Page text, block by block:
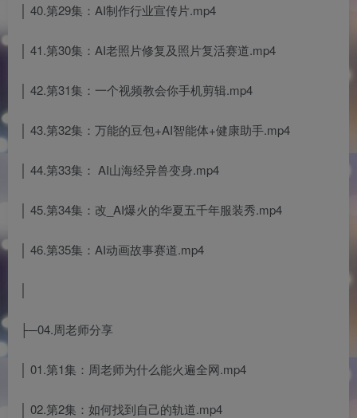
│ 40.第29集：AI制作行业宣传片.mp4
│ 41.第30集：AI老照片修复及照片复活赛道.mp4
│ 42.第31集：一个视频教会你手机剪辑.mp4
│ 43.第32集：万能的豆包+AI智能体+健康助手.mp4
│ 44.第33集： AI山海经异兽变身.mp4
│ 45.第34集：改_AI爆火的华夏五千年服装秀.mp4
│ 46.第35集：AI动画故事赛道.mp4
│
├─04.周老师分享
│ 01.第1集：周老师为什么能火遍全网.mp4
│ 02.第2集：如何找到自己的轨道.mp4